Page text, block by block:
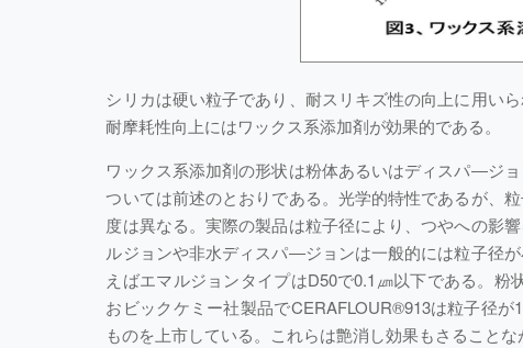
シリカは硬い粒子であり、耐スリキズ性の向上に用い
耐摩耗性向上にはワックス系添加剤が効果的である。
ワックス系添加剤の形状は粉体あるいはディスパ―ジ
ついては前述のとおりである。光学的特性であるが、
度は異なる。実際の製品は粒子径により、つやへの影
ルジョンや非水ディスパ―ジョンは一般的には粒子径
えばエマルジョンタイプはD50で0.1㎛以下である。
おビックケミー社製品でCERAFLOUR®913は粒子径
ものを上市している。これらは艶消し効果もさること